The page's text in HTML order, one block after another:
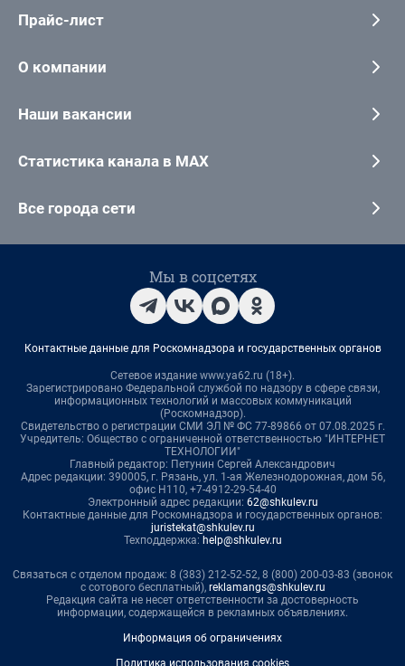
Прайс-лист
О компании
Наши вакансии
Статистика канала в MAX
Все города сети
Мы в соцсетях
Контактные данные для Роскомнадзора и государственных органов
Сетевое издание www.ya62.ru (18+).
Зарегистрировано Федеральной службой по надзору в сфере связи,
информационных технологий и массовых коммуникаций
(Роскомнадзор).
Свидетельство о регистрации СМИ ЭЛ № ФС 77-89866 от 07.08.2025 г.
Учредитель: Общество с ограниченной ответственностью "ИНТЕРНЕТ
ТЕХНОЛОГИИ"
Главный редактор: Петунин Сергей Александрович
Адрес редакции: 390005, г. Рязань, ул. 1-ая Железнодорожная, дом 56,
офис Н110, +7-4912-29-54-40
Электронный адрес редакции: 62@shkulev.ru
Контактные данные для Роскомнадзора и государственных органов:
juristekat@shkulev.ru
Техподдержка: help@shkulev.ru
Связаться с отделом продаж: 8 (383) 212-52-52, 8 (800) 200-03-83 (звонок
с сотового бесплатный), reklamangs@shkulev.ru
Редакция сайта не несет ответственности за достоверность
информации, содержащейся в рекламных объявлениях.
Информация об ограничениях
Политика использования cookies